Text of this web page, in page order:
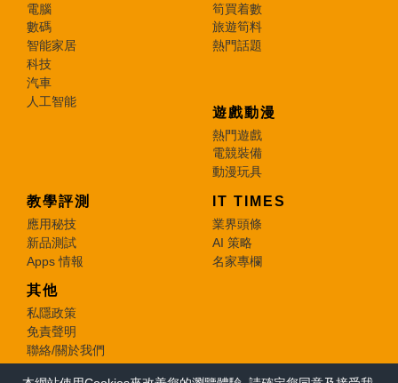
電腦
數碼
智能家居
科技
汽車
人工智能
筍買着數
旅遊筍料
熱門話題
遊戲動漫
熱門遊戲
電競裝備
動漫玩具
教學評測
應用秘技
新品測試
Apps 情報
IT TIMES
業界頭條
AI 策略
名家專欄
其他
私隱政策
免責聲明
聯絡/關於我們